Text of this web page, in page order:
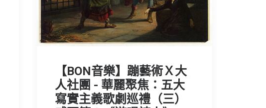
【BON音樂】蹦藝術Ｘ大
人社團 - 華麗聚焦：五大
寫實主義歌劇巡禮（三）